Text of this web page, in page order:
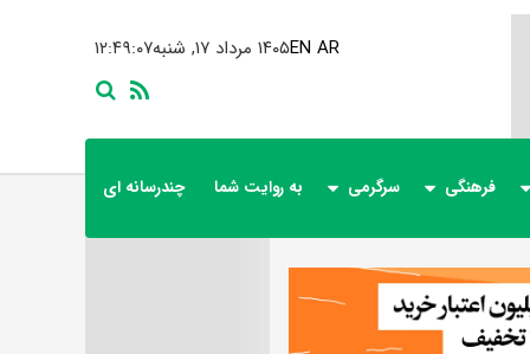
۱۲:۴۹:۰۹ ۱۴۰۵ مرداد ۱۷, شنبهEN AR
فرهنگی سرگرمی به روایت شما چندرسانه ای